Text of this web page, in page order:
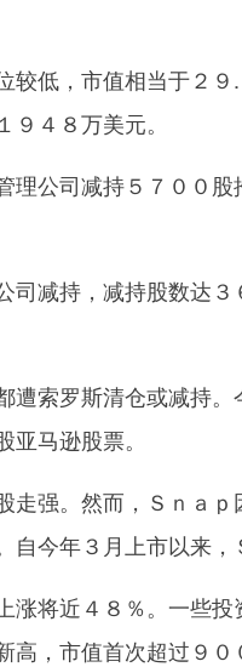
低，市值相当于２９.
４８万美元。
公司减持５７００股
减持，减持股数达３
索罗斯清仓或减持。
马逊股票。
强。然而，Ｓｎａｐ
自今年３月上市以来
将近４８％。一些投
，市值首次超过９０